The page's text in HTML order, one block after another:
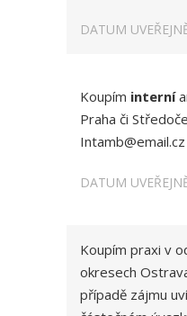
DATUM
Koupím interní
Praha či
Intamb@email.cz
DATUM
Koupím praxi v
okresech
případě zájmu